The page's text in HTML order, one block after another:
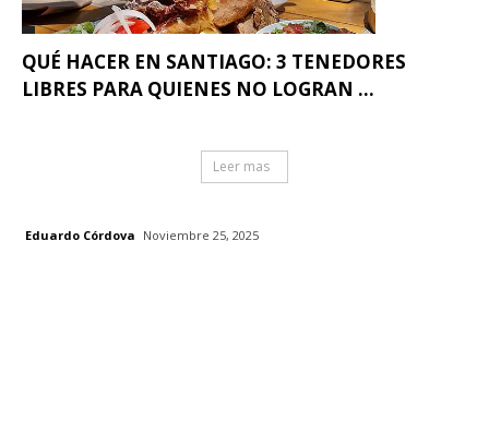
QUÉ HACER EN SANTIAGO: 3 TENEDORES
LIBRES PARA QUIENES NO LOGRAN ...
Leer mas
Eduardo Córdova Noviembre 25, 2025